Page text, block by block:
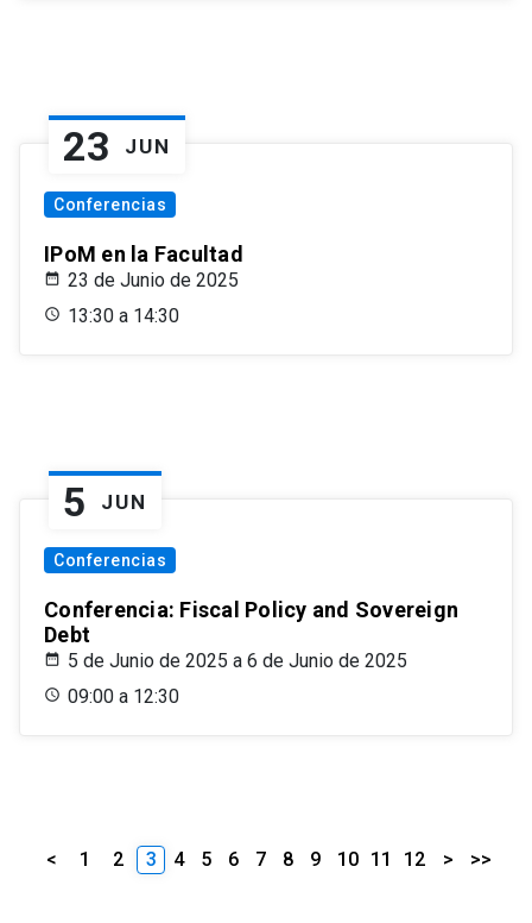
23 JUN
Conferencias
IPoM en la Facultad
23 de Junio de 2025
13:30 a 14:30
5 JUN
Conferencias
Conferencia: Fiscal Policy and Sovereign
Debt
5 de Junio de 2025 a 6 de Junio de 2025
09:00 a 12:30
< 1 2 3 4 5 6 7 8 9 10 11 12 > >>